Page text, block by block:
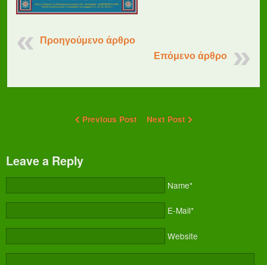
Προηγούμενο άρθρο
Επόμενο άρθρο
Previous Post Next Post
Leave a Reply
Name*
E-Mail*
Website